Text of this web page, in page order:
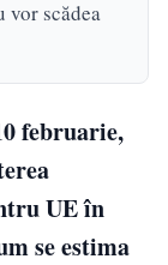
vor scădea
februarie,
UE în
se estima